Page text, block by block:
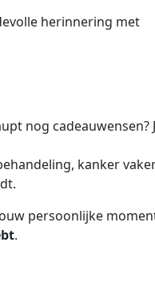
herinnering met
nog cadeauwensen?
kanker
persoonlijke
.